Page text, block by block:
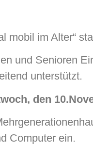
mobil im Alter“
und Senioren
unterstützt.
den
Computer ein.